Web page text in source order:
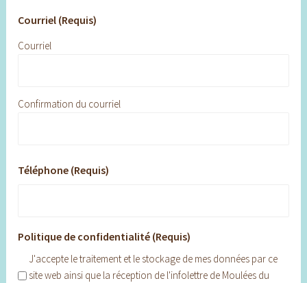
Courriel (Requis)
Courriel
Confirmation du courriel
Téléphone (Requis)
Politique de confidentialité (Requis)
J'accepte le traitement et le stockage de mes données par ce
site web ainsi que la réception de l'infolettre de Moulées du